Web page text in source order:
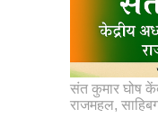
संत कुमार घोष
राजमहल,